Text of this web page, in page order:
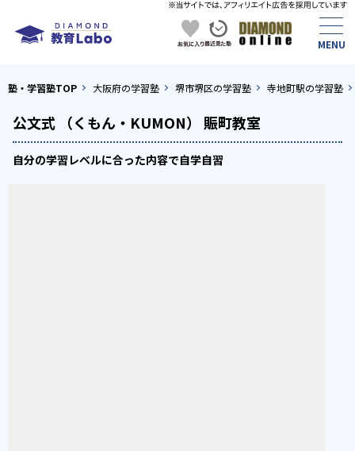
塾・学習塾TOP 大阪府の学習塾 堺市堺区の学習塾 寺地町駅の学習塾
公文式 （くもん・KUMON） 賑町教室
自分の学習レベルに合った内容で自学自習